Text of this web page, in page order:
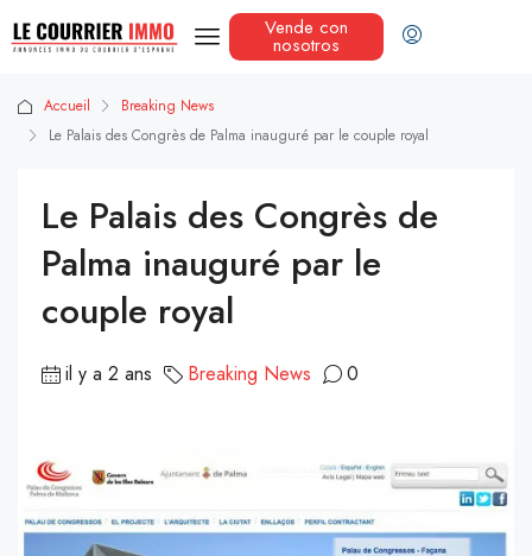
Vende con
nosotros
Accueil
Breaking News
Le Palais des Congrès de Palma inauguré par le couple royal
Le Palais des Congrès de
Palma inauguré par le
couple royal
il y a 2 ans Breaking News 0